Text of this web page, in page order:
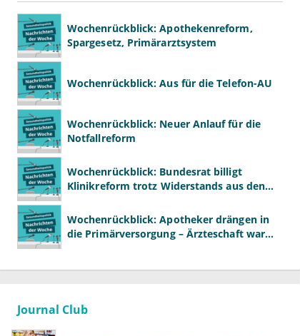
Wochenrückblick: Apothekenreform,
Spargesetz, Primärarztsystem
Wochenrückblick: Aus für die Telefon-AU
Wochenrückblick: Neuer Anlauf für die
Notfallreform
Wochenrückblick: Bundesrat billigt
Klinikreform trotz Widerstands aus den
Wochenrückblick: Apotheker drängen in
die Primärversorgung – Ärzteschaft warnt
Journal Club